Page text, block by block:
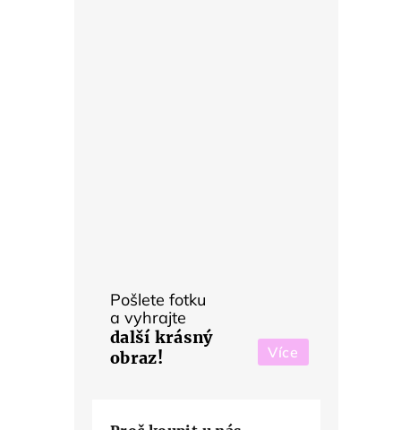
Pošlete fotku
a vyhrajte
další krásný
obraz!
Více